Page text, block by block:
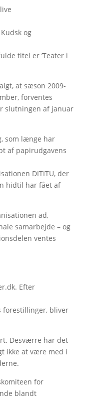
og
titel er ’Teater i
at sæson 2009-
forventes
slutningen af januar
som længe har
af papirudgavens
DITITU, der
hidtil har fået af
ad,
samarbejde – og
ventes
Efter
forestillinger, bliver
Desværre har det
ikke at være med i
for
blandt